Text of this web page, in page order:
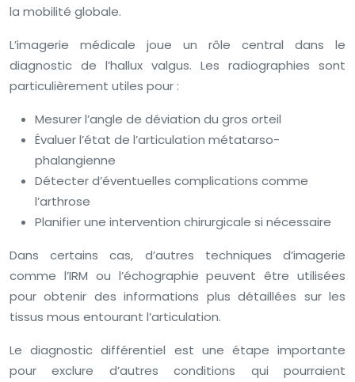
la mobilité globale.
L’imagerie médicale joue un rôle central dans le
diagnostic de l’hallux valgus. Les radiographies sont
particulièrement utiles pour :
Mesurer l’angle de déviation du gros orteil
Évaluer l’état de l’articulation métatarso-
phalangienne
Détecter d’éventuelles complications comme
l’arthrose
Planifier une intervention chirurgicale si nécessaire
Dans certains cas, d’autres techniques d’imagerie
comme l’IRM ou l’échographie peuvent être utilisées
pour obtenir des informations plus détaillées sur les
tissus mous entourant l’articulation.
Le diagnostic différentiel est une étape importante
pour exclure d’autres conditions qui pourraient